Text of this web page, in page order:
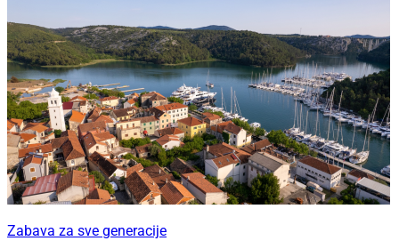
Zabava za sve generacije